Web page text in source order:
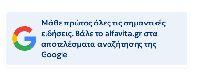
Μάθε πρώτος όλες τις σημαντικές
ειδήσεις. Βάλε το alfavita.gr στα
αποτελέσματα αναζήτησης της
Google